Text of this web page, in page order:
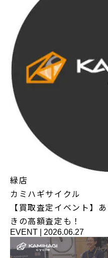
緑店
カミハギサイクル
【買取査定イベント】
きの高額査定も！
EVENT 2026.06.27